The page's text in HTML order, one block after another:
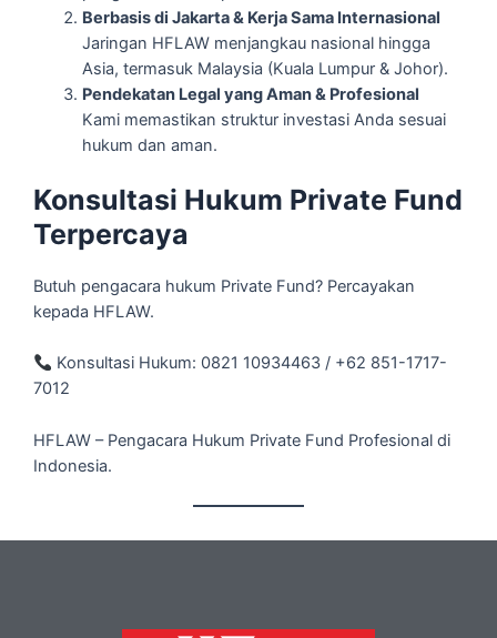
Berbasis di Jakarta & Kerja Sama Internasional
Jaringan HFLAW menjangkau nasional hingga
Asia, termasuk Malaysia (Kuala Lumpur & Johor).
Pendekatan Legal yang Aman & Profesional
Kami memastikan struktur investasi Anda sesuai
hukum dan aman.
Konsultasi Hukum Private Fund
Terpercaya
Butuh pengacara hukum Private Fund? Percayakan
kepada HFLAW.
Konsultasi Hukum: 0821 10934463 / +62 851-1717-
7012
HFLAW – Pengacara Hukum Private Fund Profesional di
Indonesia.